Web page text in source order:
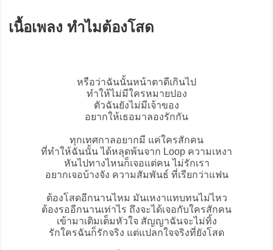
เนื้อเพลง ทำไมต้องโสด
หรือว่าฉันนั้นหน้าตาดีเกินไป
ทำให้ไม่มีใครหมายปอง
ตัวฉันยังไม่มีเจ้าของ
อยากให้เธอมาลองรักกัน
ทุกเทศกาลอยากมี แค่ใครสักคน
ที่ทำให้ฉันนั้น ได้หลุดพ้นจาก Loop ความเหงา
หันไปทางไหนก็เจอแต่คน ไม่รักเรา
อยากเจอบ้างจัง ความสัมพันธ์ ที่เรียกว่าแฟน
ต้องโสดอีกนานไหม มันเหงาแทบทนไม่ไหว
ต้องรออีกนานเท่าไร ถึงจะได้เจอกับใครสักคน
เข้ามาเติมเต็มหัวใจ สัญญาฉันจะไม่ทิ้ง
รักใครฉันก็รักจริง แต่แปลกใจจริงที่ยังโสด